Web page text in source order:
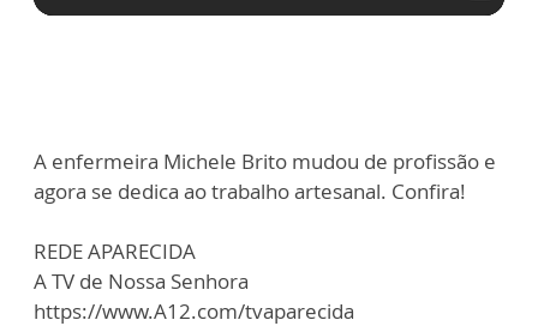
A enfermeira Michele Brito mudou de profissão e
agora se dedica ao trabalho artesanal. Confira!
REDE APARECIDA
A TV de Nossa Senhora
https://www.A12.com/tvaparecida